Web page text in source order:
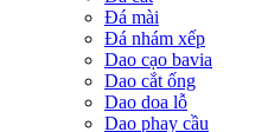
Đá mài
Đá nhám xếp
Dao cạo bavia
Dao cắt ống
Dao doa lỗ
Dao phay cầu